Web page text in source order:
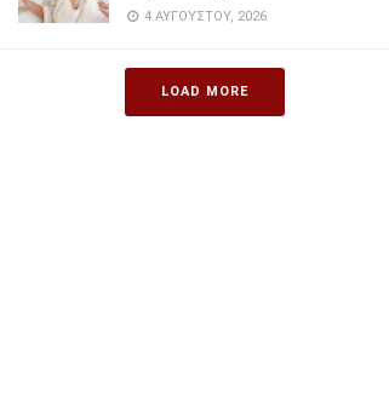
4 ΑΥΓΟΎΣΤΟΥ, 2026
LOAD MORE